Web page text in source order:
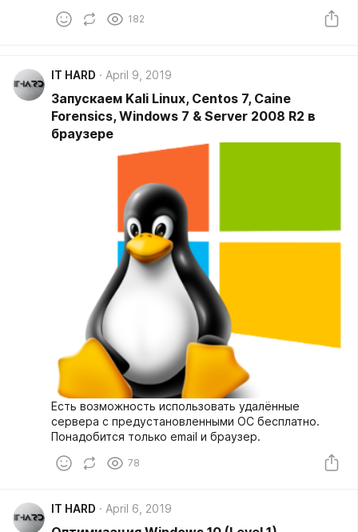
182
IT HARD April 9, 2019
Запускаем Kali Linux, Centos 7, Caine
Forensics, Windows 7 & Server 2008 R2 в
браузере
Есть возможность использовать удалённые
сервера с предустановленными ОС бесплатно.
Понадобится только email и браузер.
78
IT HARD April 6, 2019